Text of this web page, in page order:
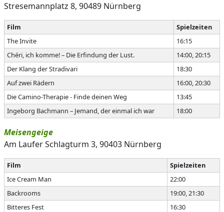
Stresemannplatz 8, 90489 Nürnberg
Film
Spielzeiten
The Invite
16:15
Chéri, ich komme! – Die Erfindung der Lust.
14:00, 20:15
Der Klang der Stradivari
18:30
Auf zwei Rädern
16:00, 20:30
Die Camino-Therapie - Finde deinen Weg
13:45
Ingeborg Bachmann – Jemand, der einmal ich war
18:00
Meisengeige
Am Laufer Schlagturm 3, 90403 Nürnberg
Film
Spielzeiten
Ice Cream Man
22:00
Backrooms
19:00, 21:30
Bitteres Fest
16:30